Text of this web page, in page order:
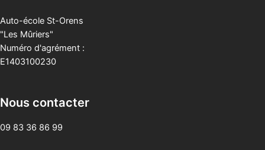
Auto-école St-Orens
"Les Mûriers"
Numéro d'agrément :
E1403100230
Nous contacter
09 83 36 86 99